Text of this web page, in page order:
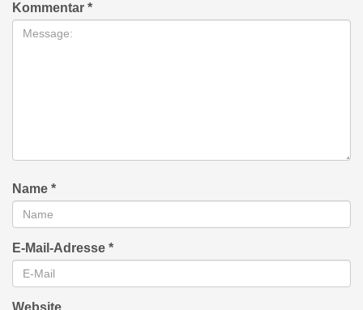
Kommentar *
Name *
E-Mail-Adresse *
Website